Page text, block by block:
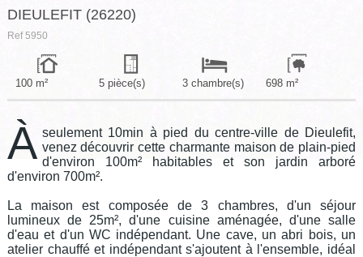
DIEULEFIT (26220)
Ref 5950
100 m² 5 pièce(s) 3 chambre(s) 698 m²
À seulement 10min à pied du centre-ville de Dieulefit,
venez découvrir cette charmante maison de plain-pied
d'environ 100m² habitables et son jardin arboré
d'environ 700m².
La maison est composée de 3 chambres, d'un séjour
lumineux de 25m², d'une cuisine aménagée, d'une salle
d'eau et d'un WC indépendant. Une cave, un abri bois, un
atelier chauffé et indépendant s'ajoutent à l'ensemble, idéal